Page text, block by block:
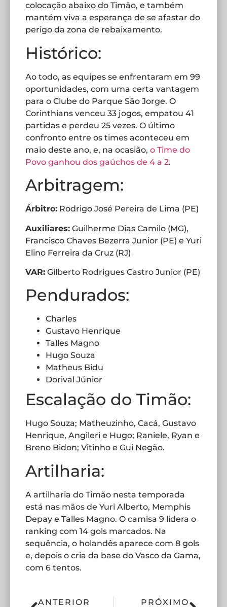
colocação abaixo do Timão, e também
mantém viva a esperança de se afastar do
perigo da zona de rebaixamento.
Histórico:
Ao todo, as equipes se enfrentaram em 99
oportunidades, com uma certa vantagem
para o Clube do Parque São Jorge. O
Corinthians venceu 33 jogos, empatou 41
partidas e perdeu 25 vezes. O último
confronto entre os times aconteceu em
maio deste ano, e, na ocasião, o Time do
Povo ganhou dos gaúchos de 4 a 2.
Arbitragem:
Árbitro: Rodrigo José Pereira de Lima (PE)
Auxiliares: Guilherme Dias Camilo (MG),
Francisco Chaves Bezerra Junior (PE) e Yuri
Elino Ferreira da Cruz (RJ)
VAR: Gilberto Rodrigues Castro Junior (PE)
Pendurados:
Charles
Gustavo Henrique
Talles Magno
Hugo Souza
Matheus Bidu
Dorival Júnior
Escalação do Timão:
Hugo Souza; Matheuzinho, Cacá, Gustavo
Henrique, Angileri e Hugo; Raniele, Ryan e
Breno Bidon; Vitinho e Gui Negão.
Artilharia:
A artilharia do Timão nesta temporada
está nas mãos de Yuri Alberto, Memphis
Depay e Talles Magno. O camisa 9 lidera o
ranking com 14 gols marcados. Na
sequência, o holandês aparece com 8 gols
e, depois o cria da base do Vasco da Gama,
com 6 tentos.
ANTERIOR PRÓXIMO